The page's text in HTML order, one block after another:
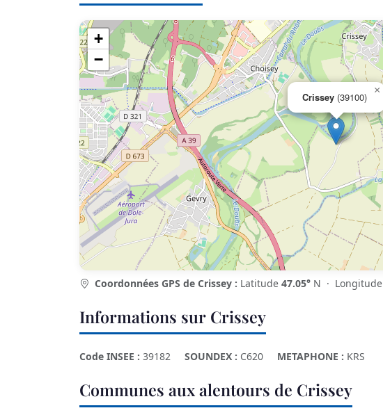
Crissey (39100)
×
+
−
Coordonnées GPS de Crissey : Latitude 47.05° N · Longitude
Informations sur Crissey
Code INSEE : 39182 SOUNDEX : C620 METAPHONE : KRS
Communes aux alentours de Crissey